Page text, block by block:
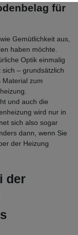
für
Gemütlichkeit aus,
haben möchte.
Optik einmalig
– grundsätzlich
Material zum
und auch die
wird nur in
sich also sogar
dann, wenn Sie
der Heizung
der